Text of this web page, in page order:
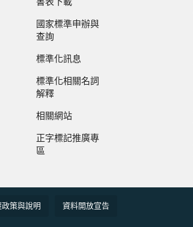
書表下載
國家標準申辦與
查詢
標準化訊息
標準化相關名詞
解釋
相關網站
正字標記推廣專
區
政策與說明 資料開放宣告